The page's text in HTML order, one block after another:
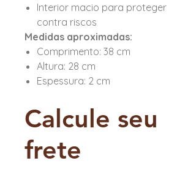
Interior macio para proteger
contra riscos
Medidas aproximadas:
Comprimento: 38 cm
Altura: 28 cm
Espessura: 2 cm
Calcule seu
frete